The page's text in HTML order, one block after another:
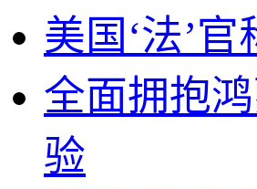
美国‘法’
全面拥抱
验